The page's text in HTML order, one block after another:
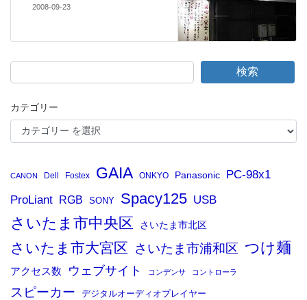
2008-09-23
検索
カテゴリー
CANON Dell Fostex GAIA ONKYO Panasonic PC-98x1
ProLiant RGB SONY Spacy125 USB
さいたま市中央区 さいたま市北区
さいたま市大宮区 さいたま市浦和区 つけ麺
アクセス数 ウェブサイト コンデンサ コントローラ
スピーカー デジタルオーディオプレイヤー